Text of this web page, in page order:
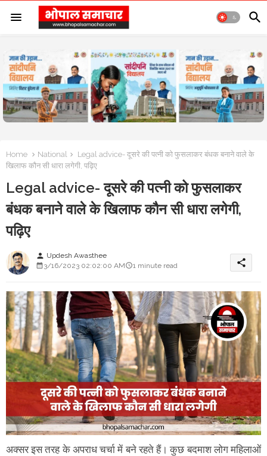
Home National
Legal advice- दूसरे की पत्नी को फुसलाकर बंधक बनाने वाले के
खिलाफ कौन सी धारा लगेगी, पढ़िए
Legal advice- दूसरे की पत्नी को फुसलाकर
बंधक बनाने वाले के खिलाफ कौन सी धारा लगेगी,
पढ़िए
person Updesh Awasthee
3/16/2023 02:02:00 AM
1 minute read share
अक्सर इस तरह के अपराध चर्चा में बने रहते हैं। कुछ बदमाश लोग महिलाओं